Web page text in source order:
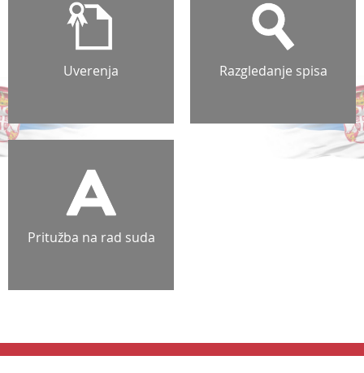
Uverenja Razgledanje spisa
Pritužba na rad suda